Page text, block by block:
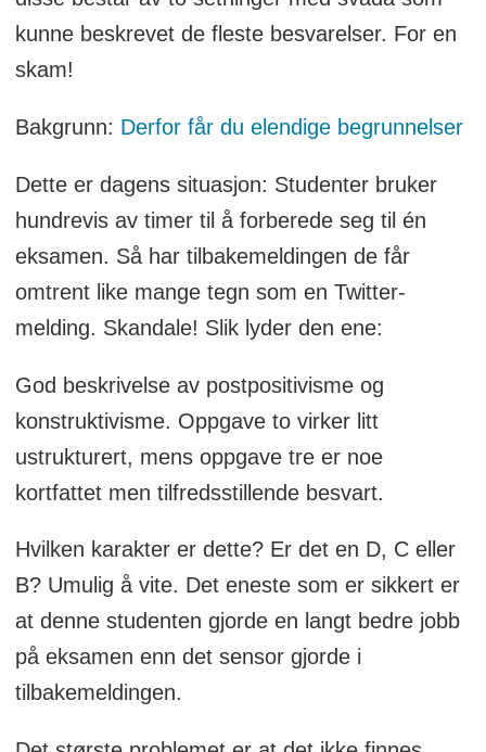
kunne beskrevet de fleste besvarelser. For en
skam!
Bakgrunn: Derfor får du elendige begrunnelser
Dette er dagens situasjon: Studenter bruker
hundrevis av timer til å forberede seg til én
eksamen. Så har tilbakemeldingen de får
omtrent like mange tegn som en Twitter-
melding. Skandale! Slik lyder den ene:
God beskrivelse av postpositivisme og
konstruktivisme. Oppgave to virker litt
ustrukturert, mens oppgave tre er noe
kortfattet men tilfredsstillende besvart.
Hvilken karakter er dette? Er det en D, C eller
B? Umulig å vite. Det eneste som er sikkert er
at denne studenten gjorde en langt bedre jobb
på eksamen enn det sensor gjorde i
tilbakemeldingen.